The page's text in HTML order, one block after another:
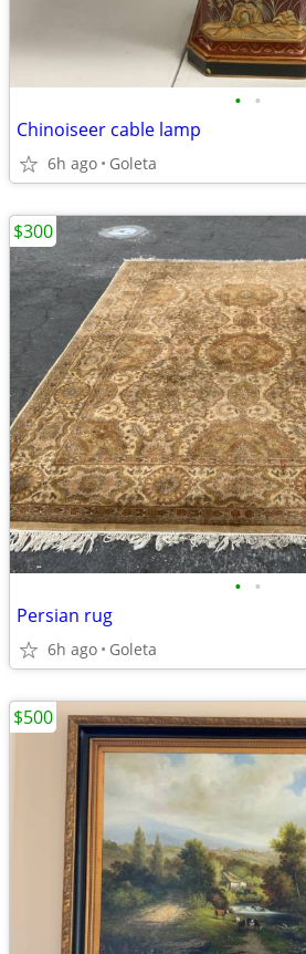
• •
Chinoiseer cable lamp
6h ago Goleta
• •
Persian rug
6h ago Goleta
$300
$500